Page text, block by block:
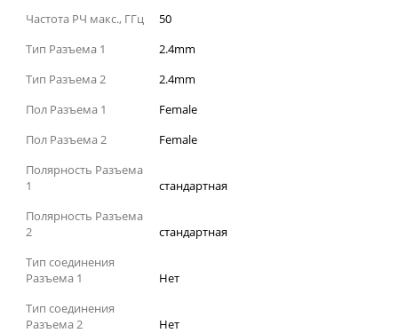
Частота РЧ макс., ГГц
50
Тип Разъема 1
2.4mm
Тип Разъема 2
2.4mm
Пол Разъема 1
Female
Пол Разъема 2
Female
Полярность Разъема
1
стандартная
Полярность Разъема
2
стандартная
Тип соединения
Разъема 1
Нет
Тип соединения
Разъема 2
Нет